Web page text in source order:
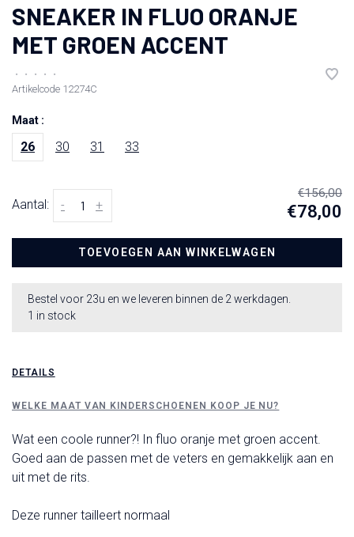
SNEAKER IN FLUO ORANJE
MET GROEN ACCENT
• • • •
•
Artikelcode 12274C
Maat :
26 30 31 33
Aantal: +
-
€156,00
€78,00
TOEVOEGEN AAN WINKELWAGEN
Bestel voor 23u en we leveren binnen de 2 werkdagen.
1 in stock
DETAILS
WELKE MAAT VAN KINDERSCHOENEN KOOP JE NU?
Wat een coole runner?! In fluo oranje met groen accent.
Goed aan de passen met de veters en gemakkelijk aan en
uit met de rits.
Deze runner tailleert normaal